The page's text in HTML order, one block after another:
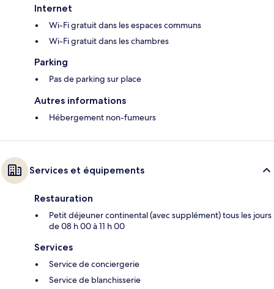
Internet
Wi-Fi gratuit dans les espaces communs
Wi-Fi gratuit dans les chambres
Parking
Pas de parking sur place
Autres informations
Hébergement non-fumeurs
Services et équipements
Restauration
Petit déjeuner continental (avec supplément) tous les jours
de 08 h 00 à 11 h 00
Services
Service de conciergerie
Service de blanchisserie